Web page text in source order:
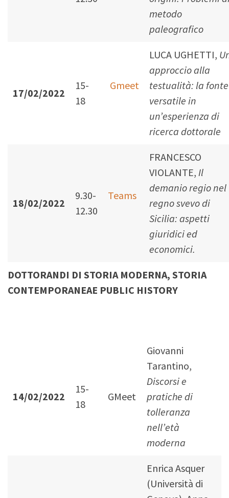
metodo
paleografico
17/02/2022
15-
18
Gmeet
LUCA UGHETTI,
approccio alla
testualità: la fonte
versatile in
un’esperienza di
ricerca dottorale
18/02/2022
9.30-
12.30
Teams
FRANCESCO
VIOLANTE, Il
demanio regio nel
regno svevo di
Sicilia: aspetti
giuridici ed
economici.
DOTTORANDI DI STORIA MODERNA, STORIA
CONTEMPORANEAE PUBLIC HISTORY
14/02/2022
15-
18
GMeet
Giovanni
Tarantino,
Discorsi e
pratiche di
tolleranza
nell’età
moderna
Enrica Asquer
(Università di